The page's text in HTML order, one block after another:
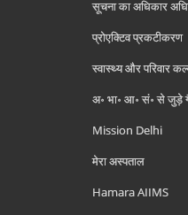
सूचना का अधिकार
प्रोएक्टिव प्रकटीकरण
स्वास्थ्य और परिवार
अ॰ भा॰ आ॰ सं॰ से जुड़े
Mission Delhi
मेरा अस्पताल
Hamara AIIMS